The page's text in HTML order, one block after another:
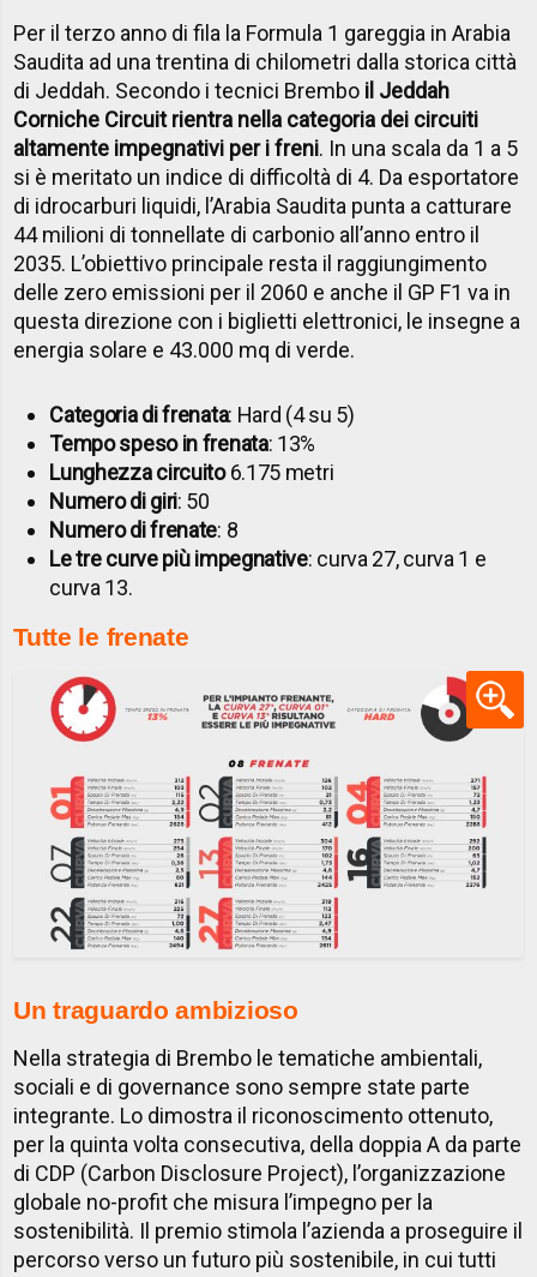
Per il terzo anno di fila la Formula 1 gareggia in Arabia
Saudita ad una trentina di chilometri dalla storica città
di Jeddah. Secondo i tecnici Brembo il Jeddah
Corniche Circuit rientra nella categoria dei circuiti
altamente impegnativi per i freni. In una scala da 1 a 5
si è meritato un indice di difficoltà di 4. Da esportatore
di idrocarburi liquidi, l’Arabia Saudita punta a catturare
44 milioni di tonnellate di carbonio all’anno entro il
2035. L’obiettivo principale resta il raggiungimento
delle zero emissioni per il 2060 e anche il GP F1 va in
questa direzione con i biglietti elettronici, le insegne a
energia solare e 43.000 mq di verde.
Categoria di frenata: Hard (4 su 5)
Tempo speso in frenata: 13%
Lunghezza circuito6.175 metri
Numero di giri: 50
Numero di frenate: 8
Le tre curve più impegnative: curva 27, curva 1 e
curva 13.
Tutte le frenate
Un traguardo ambizioso
Nella strategia di Brembo le tematiche ambientali,
sociali e di governance sono sempre state parte
integrante. Lo dimostra il riconoscimento ottenuto,
per la quinta volta consecutiva, della doppia A da parte
di CDP (Carbon Disclosure Project), l’organizzazione
globale no-profit che misura l’impegno per la
sostenibilità. Il premio stimola l’azienda a proseguire il
percorso verso un futuro più sostenibile, in cui tutti